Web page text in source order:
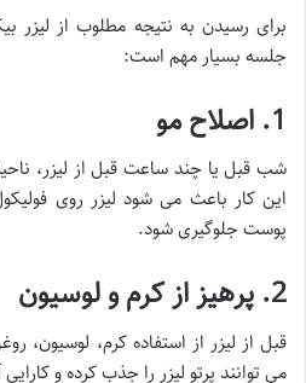
برای رسیدن به نتیجه مطلوب از لیزر
جلسه بسیار مهم است:
1. اصلاح مو
شب قبل یا چند ساعت قبل از لیزر،
این کار باعث می شود لیزر روی
پوست جلوگیری شود.
2. پرهیز از کرم و لوسیون
قبل از لیزر از استفاده کرم، لوسیون،
می توانند پرتو لیزر را جذب کرده و